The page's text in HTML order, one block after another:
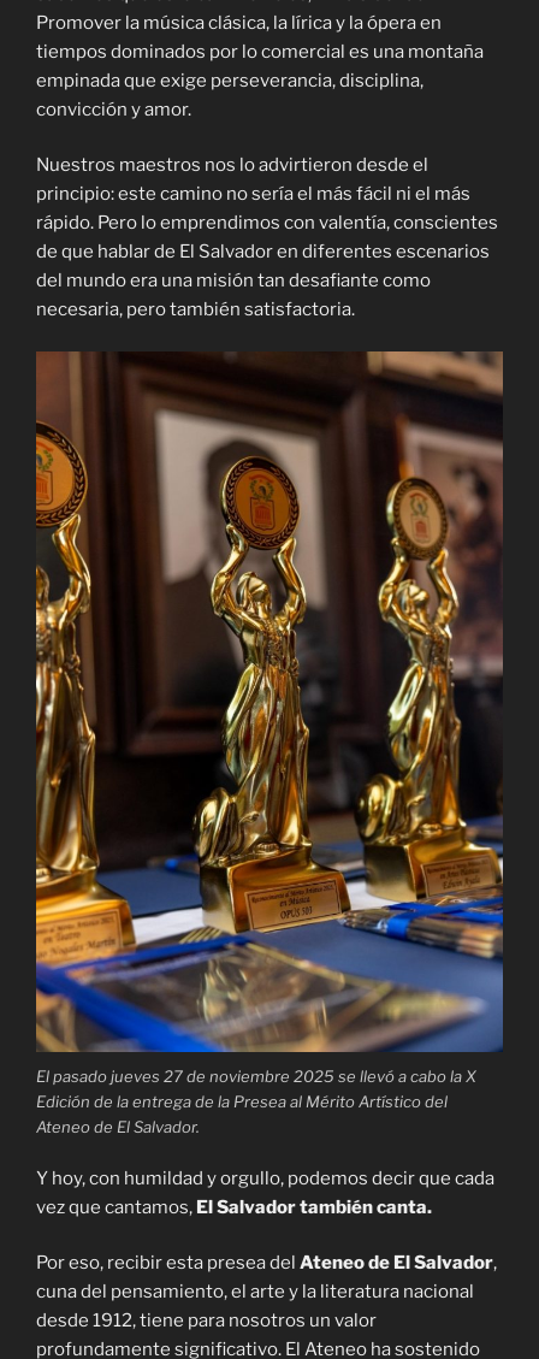
Promover la música clásica, la lírica y la ópera en
tiempos dominados por lo comercial es una montaña
empinada que exige perseverancia, disciplina,
convicción y amor.
Nuestros maestros nos lo advirtieron desde el
principio: este camino no sería el más fácil ni el más
rápido. Pero lo emprendimos con valentía, conscientes
de que hablar de El Salvador en diferentes escenarios
del mundo era una misión tan desafiante como
necesaria, pero también satisfactoria.
El pasado jueves 27 de noviembre 2025 se llevó a cabo la X
Edición de la entrega de la Presea al Mérito Artístico del
Ateneo de El Salvador.
Y hoy, con humildad y orgullo, podemos decir que cada
vez que cantamos, El Salvador también canta.
Por eso, recibir esta presea del Ateneo de El Salvador,
cuna del pensamiento, el arte y la literatura nacional
desde 1912, tiene para nosotros un valor
profundamente significativo. El Ateneo ha sostenido